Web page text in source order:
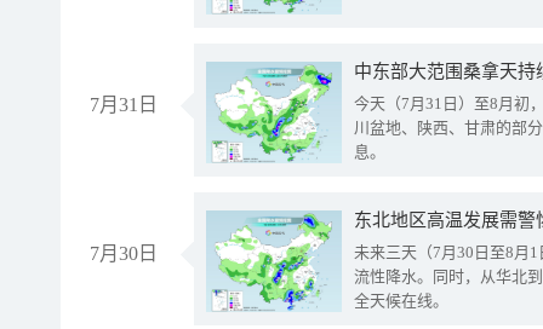
7月31日
中东部大范围桑拿天
今天（7月31日）至8月初
川盆地、陕西、甘肃的部
息。
7月30日
东北地区高温发展需
未来三天（7月30日至8月
流性降水。同时，从华北
全天候在线。